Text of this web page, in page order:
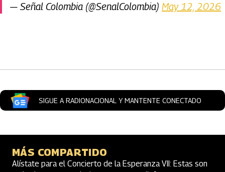
— Señal Colombia (@SenalColombia) May 12, 2026
SIGUE A RADIONACIONAL Y MANTENTE CONECTADO
MÁS COMPARTIDO
Alístate para el Concierto de la Esperanza VII: Estas son